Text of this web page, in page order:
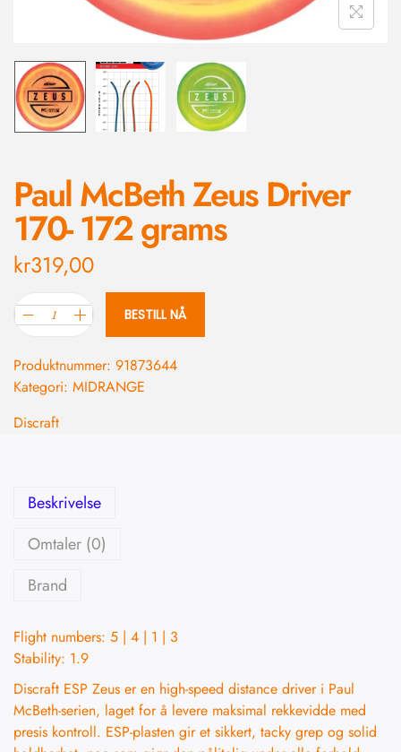
Paul McBeth Zeus Driver
170- 172 grams
kr319,00
BESTILL NÅ
Produktnummer: 91873644
Kategori: MIDRANGE
Discraft
Beskrivelse
Omtaler (0)
Brand
Flight numbers: 5 | 4 | 1 | 3
Stability: 1.9
Discraft ESP Zeus er en high-speed distance driver i Paul
McBeth-serien, laget for å levere maksimal rekkevidde med
presis kontroll. ESP-plasten gir et sikkert, tacky grep og solid